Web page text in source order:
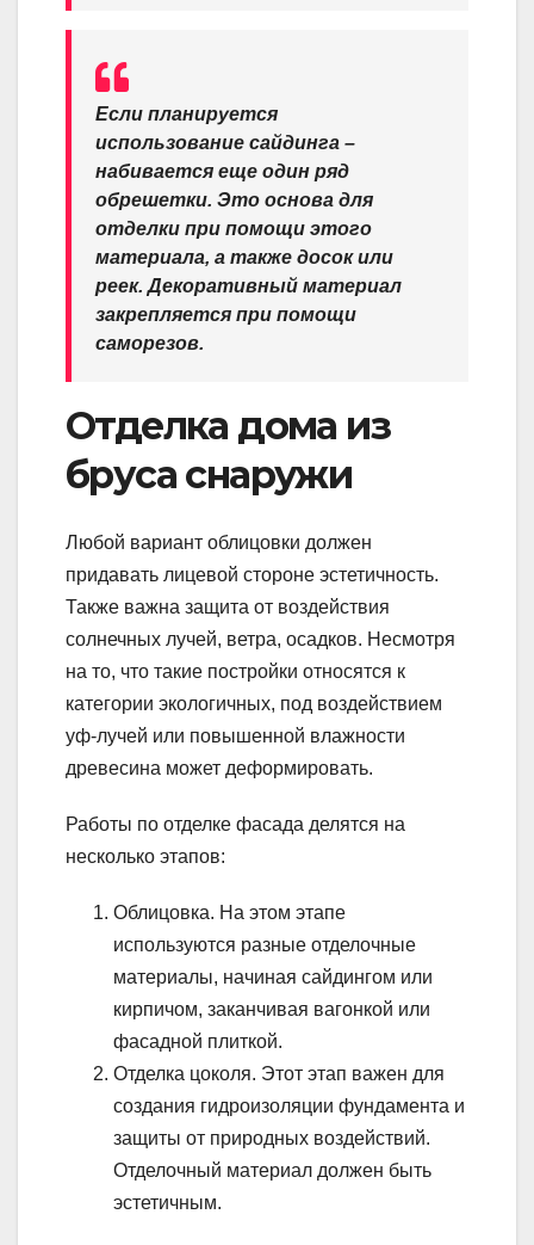
Если планируется
использование сайдинга –
набивается еще один ряд
обрешетки. Это основа для
отделки при помощи этого
материала, а также досок или
реек. Декоративный материал
закрепляется при помощи
саморезов.
Отделка дома из
бруса снаружи
Любой вариант облицовки должен
придавать лицевой стороне эстетичность.
Также важна защита от воздействия
солнечных лучей, ветра, осадков. Несмотря
на то, что такие постройки относятся к
категории экологичных, под воздействием
уф-лучей или повышенной влажности
древесина может деформировать.
Работы по отделке фасада делятся на
несколько этапов:
Облицовка. На этом этапе
используются разные отделочные
материалы, начиная сайдингом или
кирпичом, заканчивая вагонкой или
фасадной плиткой.
Отделка цоколя. Этот этап важен для
создания гидроизоляции фундамента и
защиты от природных воздействий.
Отделочный материал должен быть
эстетичным.